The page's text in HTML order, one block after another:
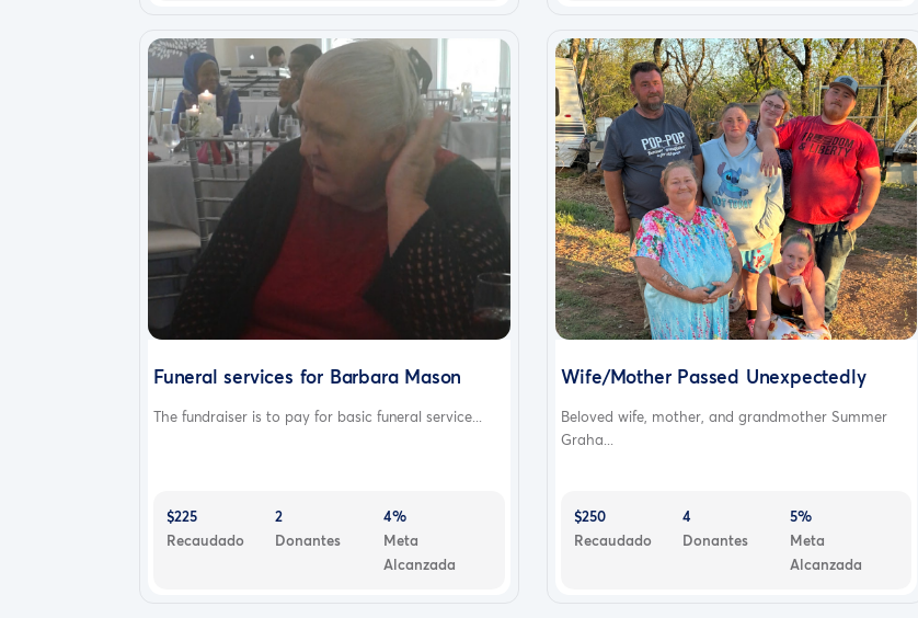
Funeral services for Barbara Mason
The fundraiser is to pay for basic funeral service...
$225
Recaudado
2
Donantes
4%
Meta
Alcanzada
Wife/Mother Passed Unexpectedly
Beloved wife, mother, and grandmother Summer
Graha...
$250
Recaudado
4
Donantes
5%
Meta
Alcanzada